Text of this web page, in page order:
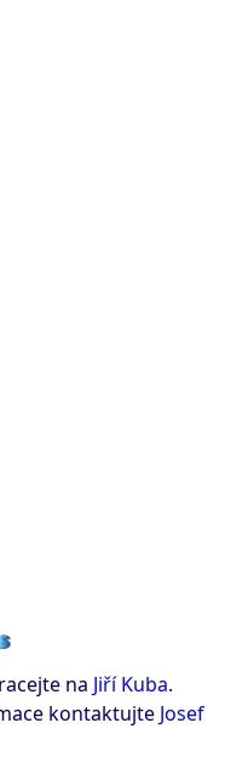
na Jiří Kuba.
kontaktujte Josef